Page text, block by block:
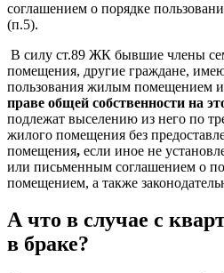
соглашением о порядке
(п.5).
В силу ст.89 ЖК бывшие члены
помещения, другие граждане,
пользования жилым помещением и
праве общей собственности на
подлежат выселению из него по
жилого помещения без
помещения, если иное не
или письменным соглашением о
помещением, а также
А что в случае с
в браке?